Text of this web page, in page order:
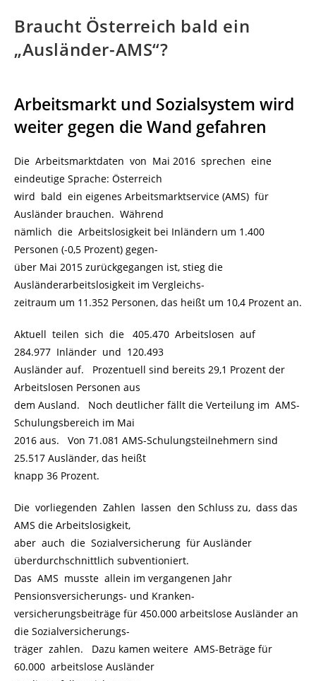
Braucht Österreich bald ein
„Ausländer-AMS“?
Arbeitsmarkt und Sozialsystem wird
weiter gegen die Wand gefahren
Die Arbeitsmarktdaten von Mai 2016 sprechen eine
eindeutige Sprache: Österreich
wird bald ein eigenes Arbeitsmarktservice (AMS) für
Ausländer brauchen. Während
nämlich die Arbeitslosigkeit bei Inländern um 1.400
Personen (-0,5 Prozent) gegen-
über Mai 2015 zurückgegangen ist, stieg die
Ausländerarbeitslosigkeit im Vergleichs-
zeitraum um 11.352 Personen, das heißt um 10,4 Prozent an.
Aktuell teilen sich die 405.470 Arbeitslosen auf
284.977 Inländer und 120.493
Ausländer auf. Prozentuell sind bereits 29,1 Prozent der
Arbeitslosen Personen aus
dem Ausland. Noch deutlicher fällt die Verteilung im AMS-
Schulungsbereich im Mai
2016 aus. Von 71.081 AMS-Schulungsteilnehmern sind
25.517 Ausländer, das heißt
knapp 36 Prozent.
Die vorliegenden Zahlen lassen den Schluss zu, dass das
AMS die Arbeitslosigkeit,
aber auch die Sozialversicherung für Ausländer
überdurchschnittlich subventioniert.
Das AMS musste allein im vergangenen Jahr
Pensionsversicherungs- und Kranken-
versicherungsbeiträge für 450.000 arbeitslose Ausländer an
die Sozialversicherungs-
träger zahlen. Dazu kamen weitere AMS-Beträge für
60.000 arbeitslose Ausländer